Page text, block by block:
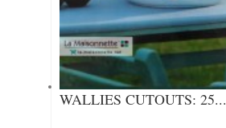
WALLIES CUTOUTS: 25...